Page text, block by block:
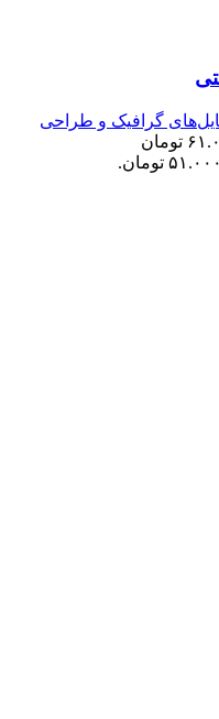
گرافیک و طراحی
قیمت اصلی: ۶۱.۰۰۰ تومان